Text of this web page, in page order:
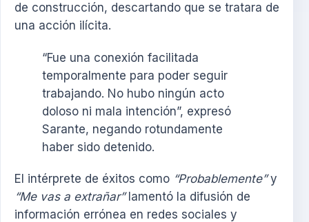
de construcción, descartando que se tratara de
una acción ilícita.
“Fue una conexión facilitada
temporalmente para poder seguir
trabajando. No hubo ningún acto
doloso ni mala intención”, expresó
Sarante, negando rotundamente
haber sido detenido.
El intérprete de éxitos como “Probablemente”y
“Me vas a extrañar”lamentó la difusión de
información errónea en redes sociales y